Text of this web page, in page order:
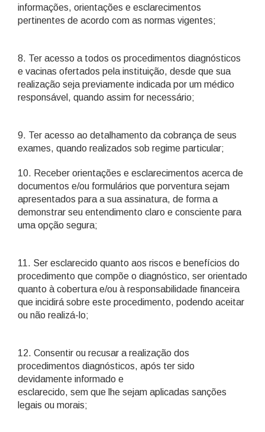
informações, orientações e esclarecimentos
pertinentes de acordo com as normas vigentes;
8. Ter acesso a todos os procedimentos diagnósticos
e vacinas ofertados pela instituição, desde que sua
realização seja previamente indicada por um médico
responsável, quando assim for necessário;
9. Ter acesso ao detalhamento da cobrança de seus
exames, quando realizados sob regime particular;
10. Receber orientações e esclarecimentos acerca de
documentos e/ou formulários que porventura sejam
apresentados para a sua assinatura, de forma a
demonstrar seu entendimento claro e consciente para
uma opção segura;
11. Ser esclarecido quanto aos riscos e benefícios do
procedimento que compõe o diagnóstico, ser orientado
quanto à cobertura e/ou à responsabilidade financeira
que incidirá sobre este procedimento, podendo aceitar
ou não realizá-lo;
12. Consentir ou recusar a realização dos
procedimentos diagnósticos, após ter sido
devidamente informado e
esclarecido, sem que lhe sejam aplicadas sanções
legais ou morais;